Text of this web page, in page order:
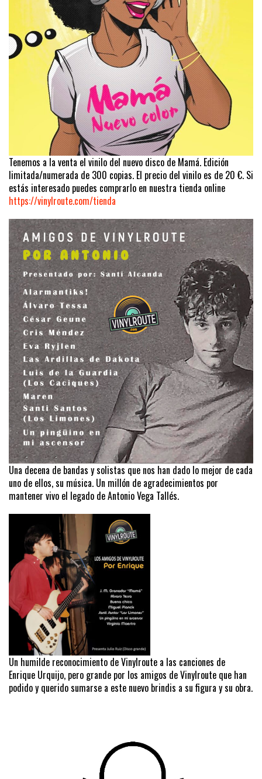
Tenemos a la venta el vinilo del nuevo disco de Mamá. Edición
limitada/numerada de 300 copias. El precio del vinilo es de 20 €. Si
estás interesado puedes comprarlo en nuestra tienda online
https://vinylroute.com/tienda
Una decena de bandas y solistas que nos han dado lo mejor de cada
uno de ellos, su música. Un millón de agradecimientos por
mantener vivo el legado de Antonio Vega Tallés.
Un humilde reconocimiento de Vinylroute a las canciones de
Enrique Urquijo, pero grande por los amigos de Vinylroute que han
podido y querido sumarse a este nuevo brindis a su figura y su obra.